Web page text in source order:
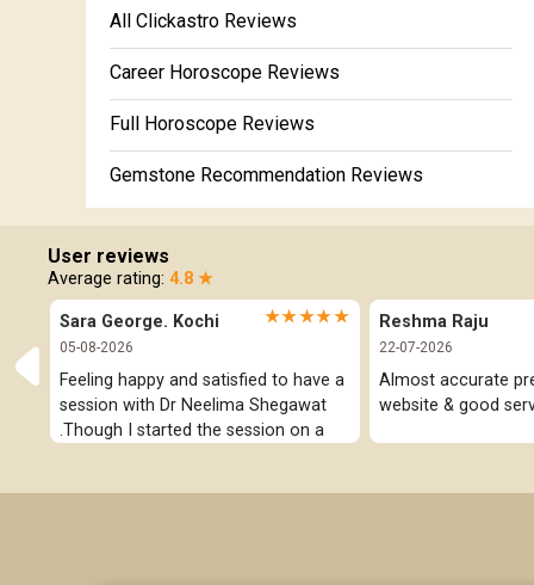
Super Horoscope
Future Book
Numerology
All Clickastro Reviews
Career Horoscope Reviews
Full Horoscope Reviews
Gemstone Recommendation Reviews
In-Depth Horoscope Reviews
Marriage Horoscope Reviews
Super Horoscope Reviews
Education Horoscope Reviews
User reviews
Average rating: 4.8 ★
Sara George. Kochi ★★★★★
05-08-2026
Feeling happy and satisfied to have a
session with Dr Neelima Shegawat
.Though I started the session on a
Reshma Raju
22-07-2026
Almost accurate
website & good